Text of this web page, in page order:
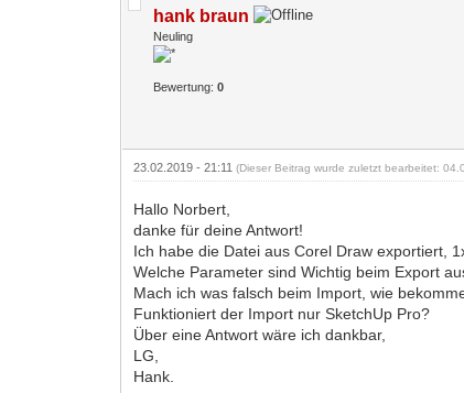
hank braun
Neuling
Bewertung:0
23.02.2019 - 21:11(Dieser Beitrag wurde zuletzt bearbeitet:
Hallo Norbert,
danke für deine Antwort!
Ich habe die Datei aus Corel Draw exportiert,
Welche Parameter sind Wichtig beim Export
Mach ich was falsch beim Import, wie
Funktioniert der Import nur SketchUp Pro?
Über eine Antwort wäre ich dankbar,
LG,
Hank.